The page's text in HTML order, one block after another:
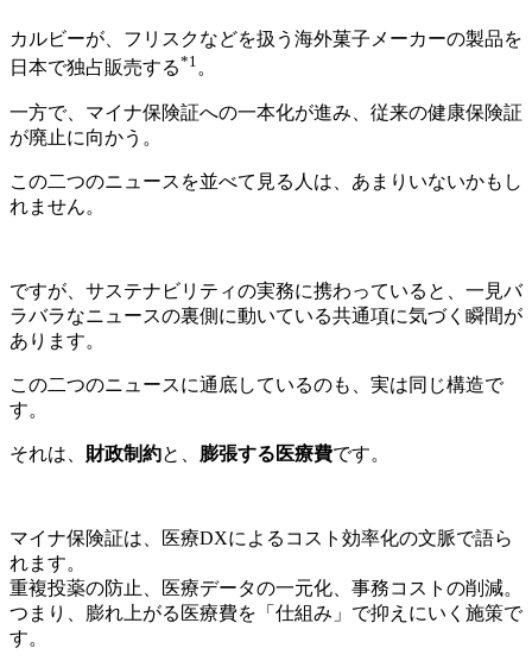
カルビーが、フリスクなどを扱う海外菓子メーカーの製品を
日本で独占販売する*1。
一方で、マイナ保険証への一本化が進み、従来の健康保険証
が廃止に向かう。
この二つのニュースを並べて見る人は、あまりいないかもし
れません。
ですが、サステナビリティの実務に携わっていると、一見バ
ラバラなニュースの裏側に動いている共通項に気づく瞬間が
あります。
この二つのニュースに通底しているのも、実は同じ構造で
す。
それは、 財政制約と、 膨張する医療費です。
マイナ保険証は、医療DXによるコスト効率化の文脈で語ら
れます。
重複投薬の防止、医療データの一元化、事務コストの削減。
つまり、膨れ上がる医療費を「仕組み」で抑えにいく施策で
す。